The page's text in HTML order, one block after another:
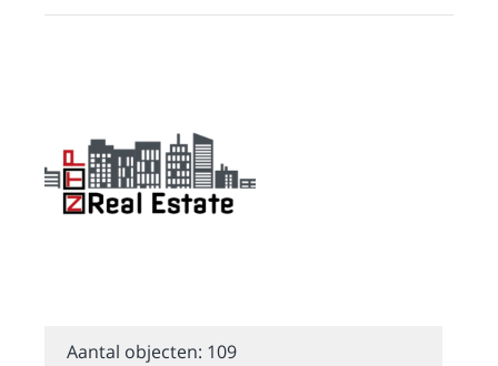
Aantal objecten: 109